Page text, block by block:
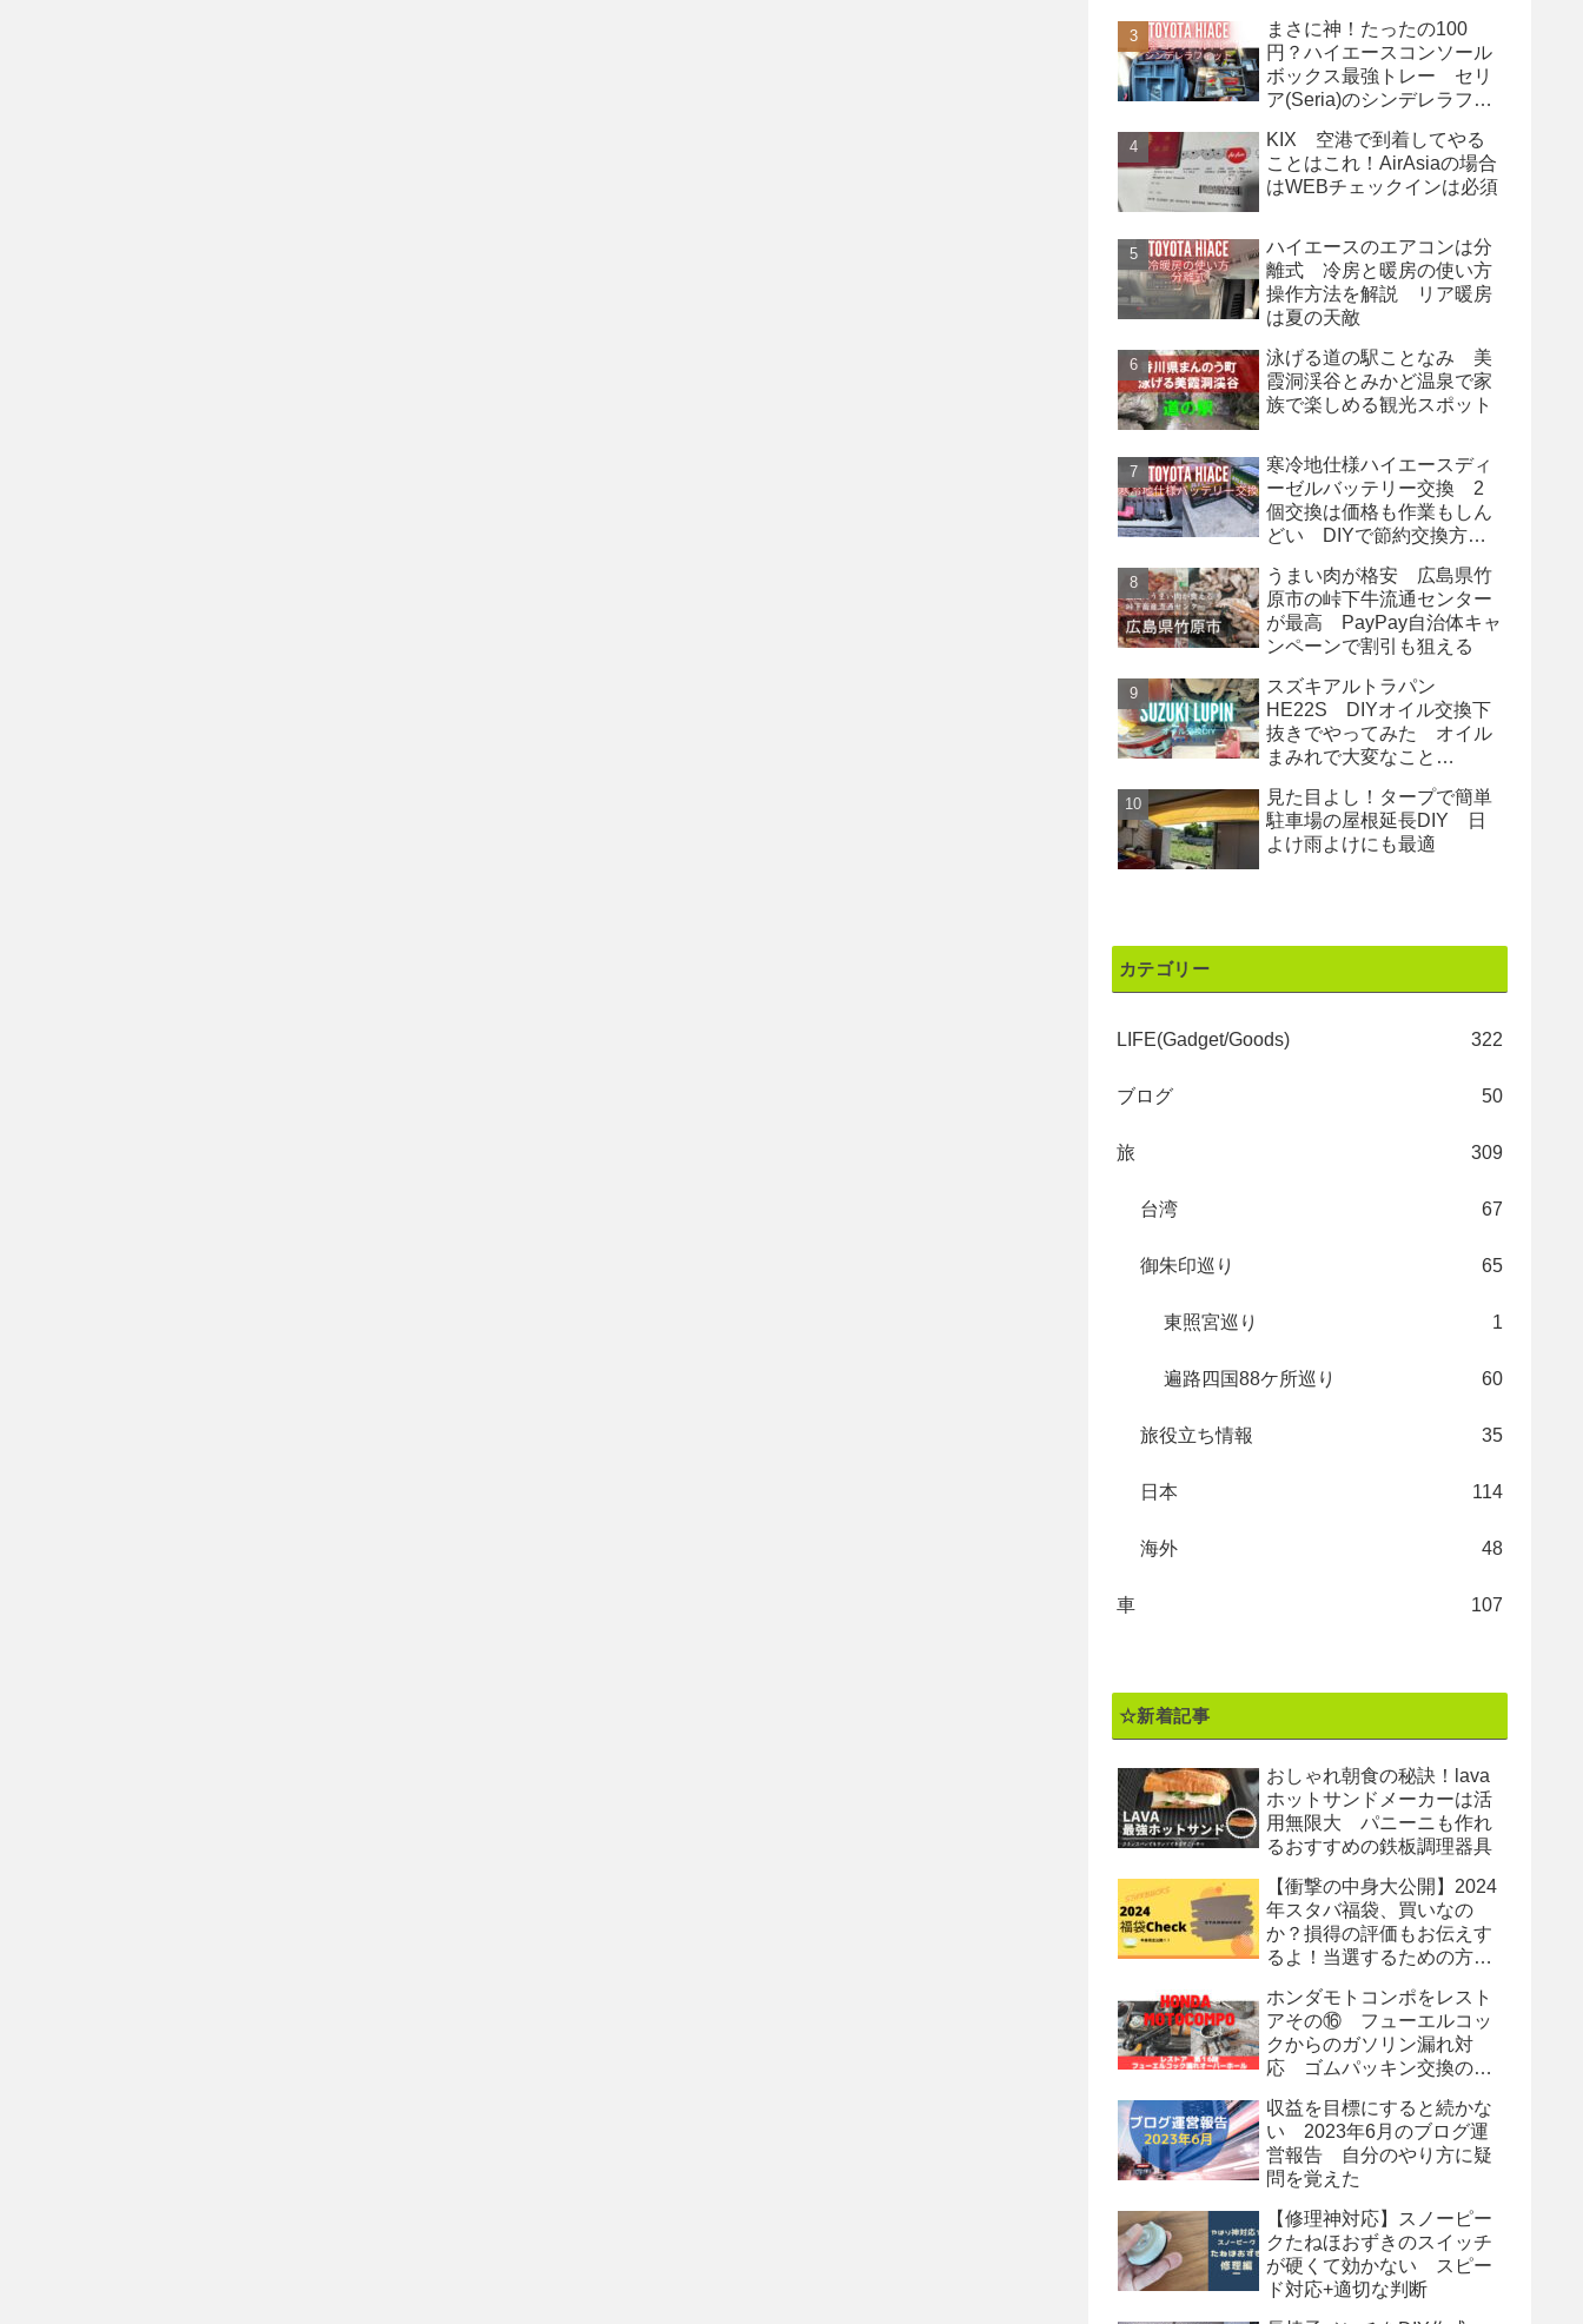
まさに神！たったの100
円？ハイエースコンソール
ボックス最強トレー セリ
ア(Seria)のシンデレラフィ
KIX 空港で到着してやる
ことはこれ！AirAsiaの場合
はWEBチェックインは必須
ハイエースのエアコンは分
離式 冷房と暖房の使い方
操作方法を解説 リア暖房
は夏の天敵
泳げる道の駅ことなみ 美
霞洞渓谷とみかど温泉で家
族で楽しめる観光スポット
寒冷地仕様ハイエースディ
ーゼルバッテリー交換 2
個交換は価格も作業もしん
どい DIYで節約交換方
うまい肉が格安 広島県竹
原市の峠下牛流通センター
が最高 PayPay自治体キャ
ンペーンで割引も狙える
スズキアルトラパン
HE22S DIYオイル交換下
抜きでやってみた オイル
まみれで大変なこと
見た目よし！タープで簡単
駐車場の屋根延長DIY 日
よけ雨よけにも最適
カテゴリー
LIFE(Gadget/Goods) 322
ブログ 50
旅 309
台湾 67
御朱印巡り 65
東照宮巡り 1
遍路四国88ケ所巡り 60
旅役立ち情報 35
日本 114
海外 48
車 107
☆新着記事
おしゃれ朝食の秘訣！lava
ホットサンドメーカーは活
用無限大 パニーニも作れ
るおすすめの鉄板調理器具
【衝撃の中身大公開】2024
年スタバ福袋、買いなの
か？損得の評価もお伝えす
るよ！当選するための方法
ホンダモトコンポをレスト
アその⑯ フューエルコッ
クからのガソリン漏れ対
応 ゴムパッキン交換のオ
収益を目標にすると続かな
い 2023年6月のブログ運
営報告 自分のやり方に疑
問を覚えた
【修理神対応】スノーピー
クたねほおずきのスイッチ
が硬くて効かない スピー
ド対応+適切な判断